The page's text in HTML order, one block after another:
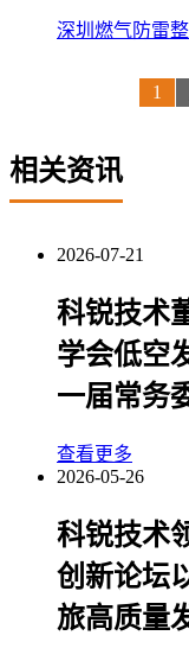
深圳燃气防雷
1
相关资讯
2026-07-21
科锐技术
学会低空
一届常务
查看更多
2026-05-26
科锐技术
创新论坛
旅高质量